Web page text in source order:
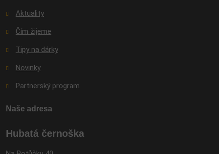
Aktuality
Čím žijeme
Tipy na dárky
Novinky
Partnerský program
Naše adresa
Hubatá černoška